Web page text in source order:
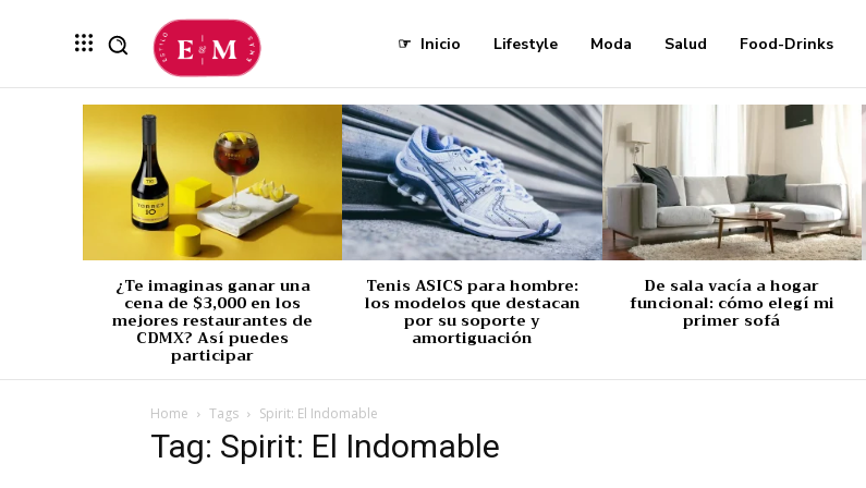
☞ Inicio Lifestyle Moda Salud Food-Drinks
¿Te imaginas ganar una
cena de $3,000 en los
mejores restaurantes de
CDMX? Así puedes
participar
Tenis ASICS para hombre:
los modelos que destacan
por su soporte y
amortiguación
De sala vacía a hogar
funcional: cómo elegí mi
primer sofá
Home Tags Spirit: El Indomable
Tag: Spirit: El Indomable